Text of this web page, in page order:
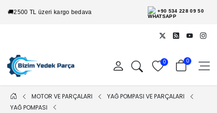
🚚2500 TL üzeri kargo bedava +90 534 228 09 50
0 0
MOTOR VE PARÇALARI
YAĞ POMPASI VE PARÇALARI
YAĞ POMPASI